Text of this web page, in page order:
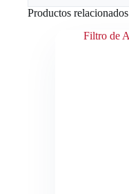
Productos relacionados